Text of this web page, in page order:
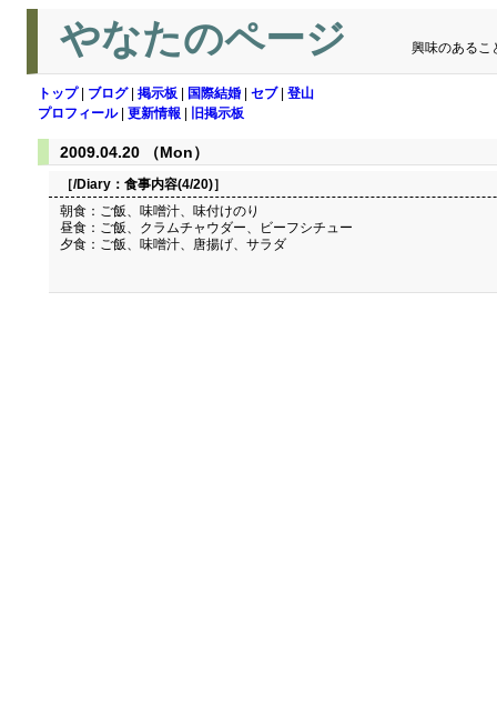
やなたのページ 興味のあるこ
トップ| ブログ| 掲示板 国際結婚 セブ| 登山
プロフィール| 更新情報 旧掲示板
2009.04.20 （Mon）
［/Diary： 食事内容(4/20)］
朝食：ご飯、味噌汁、味付けのり
昼食：ご飯、クラムチャウダー、ビーフシチュー
夕食：ご飯、味噌汁、唐揚げ、サラダ